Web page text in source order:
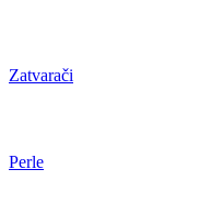
Zatvarači
Perle